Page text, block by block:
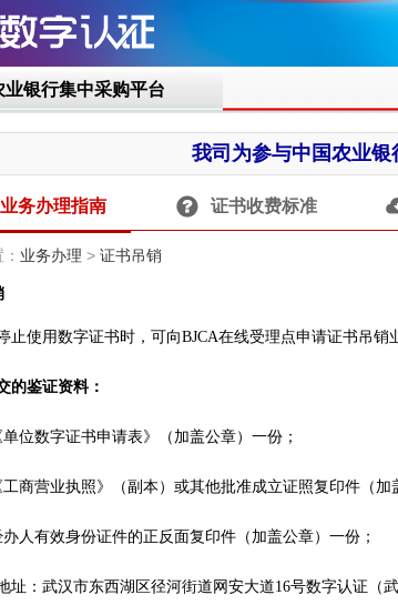
业务办理指南
业务办理 > 证书吊销
止使用数字证书时，可向BJCA在线受理点申请证书吊销
的鉴证资料：
单位数字证书申请表》（加盖公章）一份；
工商营业执照》（副本）或其他批准成立证照复印件（加
办人有效身份证件的正反面复印件（加盖公章）一份；
址：武汉市东西湖区径河街道网安大道16号数字认证（
证书收费标准